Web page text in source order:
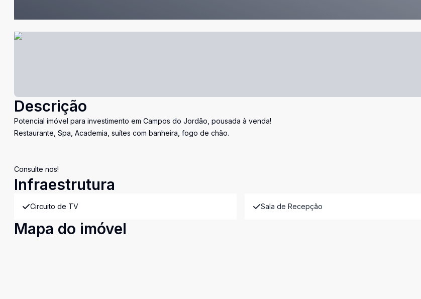
Descrição
Potencial imóvel para investimento em Campos do Jordão, pousada à venda!
Restaurante, Spa, Academia, suítes com banheira, fogo de chão.
Consulte nos!
Infraestrutura
Circuito de TV Sala de Recepção
Mapa do imóvel